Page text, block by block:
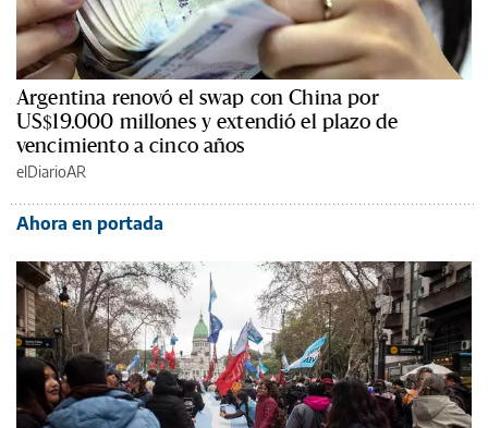
Argentina renovó el swap con China por
US$19.000 millones y extendió el plazo de
vencimiento a cinco años
elDiarioAR
Ahora en portada